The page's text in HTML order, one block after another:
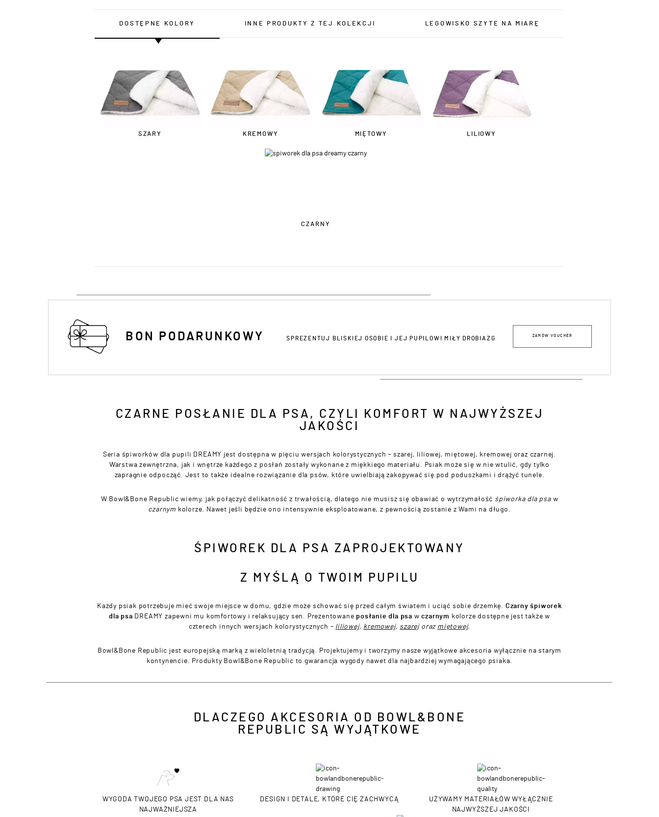
DOSTĘPNE KOLORY INNE PRODUKTY Z TEJ KOLEKCJI LEGOWISKO SZYTE NA MIARĘ
SZARY KREMOWY MIĘTOWY LILIOWY
CZARNY
BON PODARUNKOWY SPREZENTUJ BLISKIEJ OSOBIE I JEJ PUPILOWI MIŁY DROBIAZG ZAMÓW VOUCHER
CZARNE POSŁANIE DLA PSA, CZYLI KOMFORT W NAJWYŻSZEJ
JAKOŚCI
Seria śpiworków dla pupili DREAMY jest dostępna w pięciu wersjach kolorystycznych – szarej, liliowej, miętowej, kremowej oraz czarnej.
Warstwa zewnętrzna, jak i wnętrze każdego z posłań zostały wykonane z miękkiego materiału. Psiak może się w nie wtulić, gdy tylko
zapragnie odpocząć. Jest to także idealne rozwiązanie dla psów, które uwielbiają zakopywać się pod poduszkami i drążyć tunele.
W Bowl&Bone Republic wiemy, jak połączyć delikatność z trwałością, dlatego nie musisz się obawiać o wytrzymałość śpiworka dla psaw
czarnym kolorze. Nawet jeśli będzie ono intensywnie eksploatowane, z pewnością zostanie z Wami na długo.
ŚPIWOREK DLA PSA ZAPROJEKTOWANY
Z MYŚLĄ O TWOIM PUPILU
Każdy psiak potrzebuje mieć swoje miejsce w domu, gdzie może schować się przed całym światem i uciąć sobie drzemkę. Czarny śpiworek
dla psa DREAMY zapewni mu komfortowy i relaksujący sen. Prezentowane posłanie dla psa wczarnym kolorze dostępne jest także w
czterech innych wersjach kolorystycznych – liliowej, kremowej, szarejoraz miętowej.
Bowl&Bone Republic jest europejską marką z wieloletnią tradycją. Projektujemy i tworzymy nasze wyjątkowe akcesoria wyłącznie na starym
kontynencie. Produkty Bowl&Bone Republic to gwarancja wygody nawet dla najbardziej wymagającego psiaka.
DLACZEGO AKCESORIA OD BOWL&BONE
REPUBLIC SĄ WYJĄTKOWE
WYGODA TWOJEGO PSA JEST DLA NAS
NAJWAŻNIEJSZA
DESIGN I DETALE, KTÓRE CIĘ ZACHWYCĄ
UŻYWAMY MATERIAŁÓW WYŁĄCZNIE
NAJWYŻSZEJ JAKOŚCI